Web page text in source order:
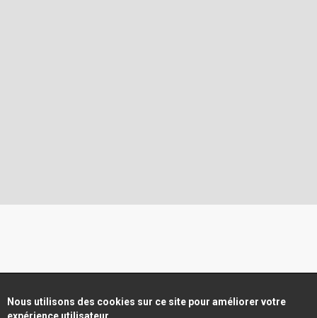
Nous utilisons des cookies sur ce site pour améliorer votre